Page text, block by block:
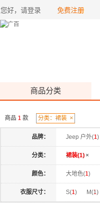
您好，请登录 免费注册
商品分类
商品 1 款 分类：裙装 ×
品牌： Jeep 户外(1)
分类： 裙装(1) ×
颜色： 大地色(1)
衣服尺寸： S(1) M(1)